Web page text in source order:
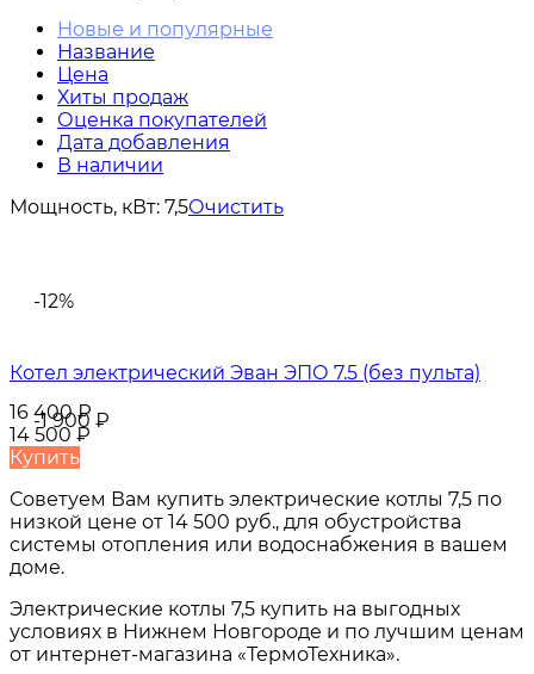
Новые и популярные
Название
Цена
Хиты продаж
Оценка покупателей
Дата добавления
В наличии
Мощность, кВт: 7,5Очистить
-12%
-1 900 ₽
Котел электрический Эван ЭПО 7.5 (без пульта)
16 400₽
14 500₽
Купить
Советуем Вам купить электрические котлы 7,5 по
низкой цене от 14 500 руб., для обустройства
системы отопления или водоснабжения в вашем
доме.
Электрические котлы 7,5 купить на выгодных
условиях в Нижнем Новгороде и по лучшим ценам
от интернет-магазина «ТермоТехника».